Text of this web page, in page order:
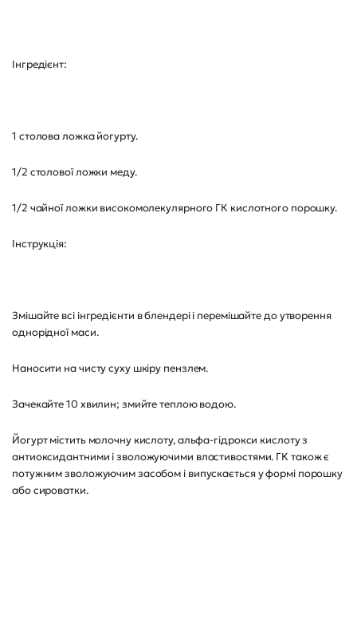
Інгредієнт:
1 столова ложка йогурту.
1/2 столової ложки меду.
1/2 чайної ложки високомолекулярного ГК кислотного порошку.
Інструкція:
Змішайте всі інгредієнти в блендері і перемішайте до утворення
однорідної маси.
Наносити на чисту суху шкіру пензлем.
Зачекайте 10 хвилин; змийте теплою водою.
Йогурт містить молочну кислоту, альфа-гідрокси кислоту з
антиоксидантними і зволожуючими властивостями. ГК також є
потужним зволожуючим засобом і випускається у формі порошку
або сироватки.